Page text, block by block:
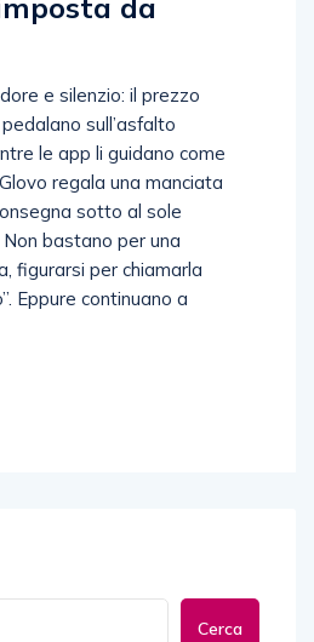
da
e silenzio: il prezzo
sull’asfalto
le app li guidano come
regala una manciata
sotto al sole
bastano per una
figurarsi per chiamarla
Eppure continuano a
Cerca